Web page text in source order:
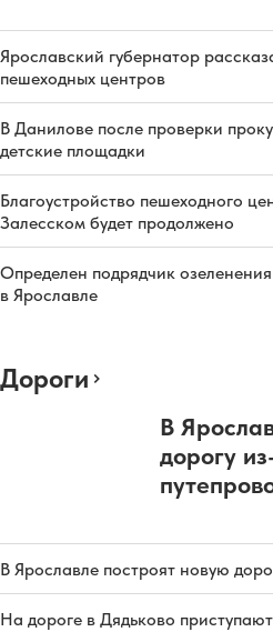
Ярославский губернатор
пешеходных центров
В Данилове после проверки
детские площадки
Благоустройство пешеходного
Залесском будет продолжено
Определен подрядчик
в Ярославле
Дороги
В
дорогу
В Ярославле построят новую
На дороге в Дядьково